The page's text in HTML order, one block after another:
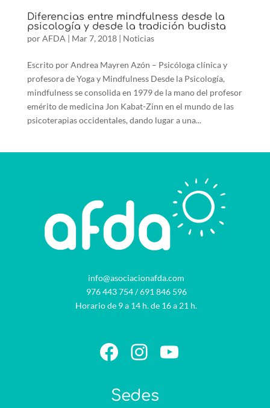
Diferencias entre mindfulness desde la
psicología y desde la tradición budista
porAFDA | Mar 7, 2018| Noticias
Escrito por Andrea Mayren Azón – Psicóloga clínica y
profesora de Yoga y Mindfulness Desde la Psicología,
mindfulness se consolida en 1979 de la mano del profesor
emérito de medicina Jon Kabat-Zinn en el mundo de las
psicoterapias occidentales, dando lugar a una...
info@asociacionafda.com
976 443 754/691 846 596
Horario de 9 a 14 h. de 16 a 21 h.
Facebook
Instagram
YouTube
Sedes